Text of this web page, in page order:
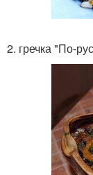
2. гречка "По-